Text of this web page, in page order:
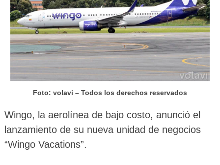
Foto: volavi – Todos los derechos reservados
Wingo, la aerolínea de bajo costo, anunció el
lanzamiento de su nueva unidad de negocios
“Wingo Vacations”.